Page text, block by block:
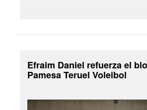
Efraim Daniel refuerza el
Pamesa Teruel Voleibol